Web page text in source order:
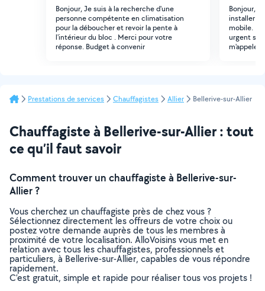
Bonjour, Je suis à la recherche d'une
personne compétente en climatisation
pour la déboucher et revoir la pente à
l'intérieur du bloc . Merci pour votre
réponse. Budget à convenir
Bonjour,
installer
mobile.
urgent
m'appeler
Prestations de services Chauffagistes Allier Bellerive-sur-Allier
Chauffagiste à Bellerive-sur-Allier : tout
ce qu’il faut savoir
Comment trouver un chauffagiste à Bellerive-sur-
Allier ?
Vous cherchez un chauffagiste près de chez vous ?
Sélectionnez directement les offreurs de votre choix ou
postez votre demande auprès de tous les membres à
proximité de votre localisation. AlloVoisins vous met en
relation avec tous les chauffagistes, professionnels et
particuliers, à Bellerive-sur-Allier, capables de vous répondre
rapidement.
C’est gratuit, simple et rapide pour réaliser tous vos projets !